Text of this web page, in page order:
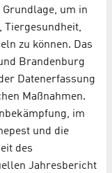
um in
Tiergesundheit,
zu können. Das
Brandenburg
Datenerfassung
Maßnahmen.
im
und die
des
Jahresbericht